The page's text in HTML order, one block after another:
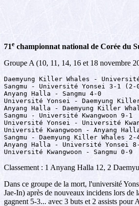
71e championnat national de Corée du
Groupe A (10, 11, 14, 16 et 18 novembre
Daemyung Killer Whales - Université
Sangmu - Université Yonsei 3-1
Anyang Halla - Sangmu 4-0
Université Yonsei - Daemyung
Anyang Halla - Daemyung Killer
Sangmu - Université Kwangwoon 9-1
Université Yonsei - Université
Université Kwangwoon - Anyang
Sangmu - Daemyung Killer Whales 2-
Anyang Halla - Université Yonsei
Université Kwangwoon - Sangmu 0-9
Classement : 1 Anyang Halla 12, 2
Dans ce groupe de la mort, l'université
Jae-In) après de nouveaux incidens lors
gagnent 5-3... avec 3 buts et 2 assists